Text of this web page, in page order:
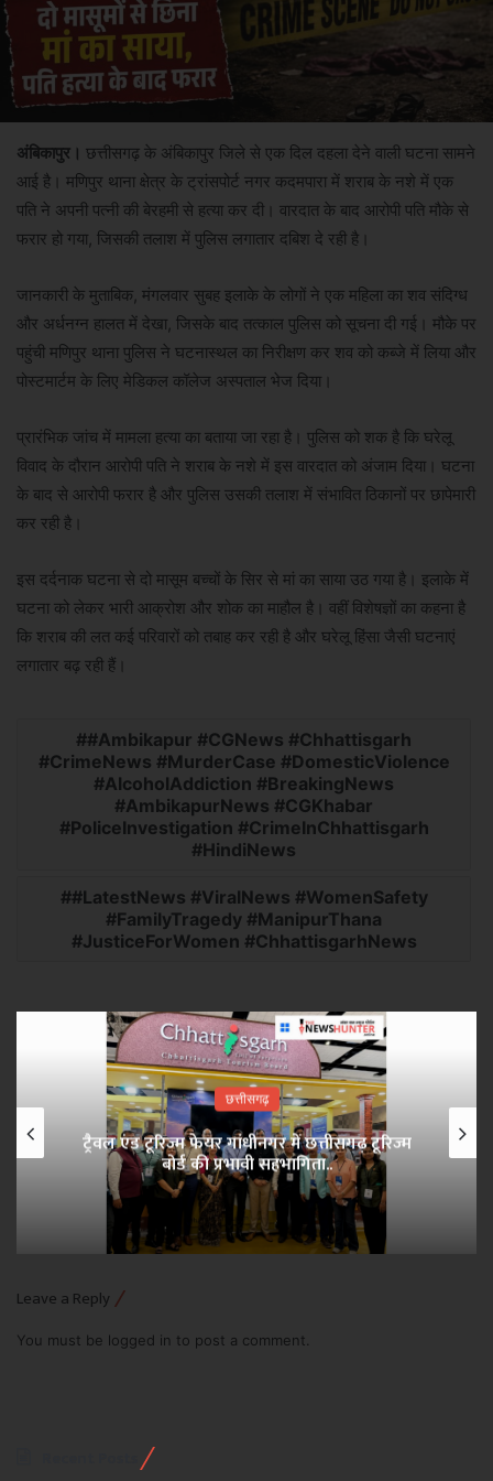
अंबिकापुर। छत्तीसगढ़ के अंबिकापुर जिले से एक दिल दहला देने वाली घटना सामने
आई है। मणिपुर थाना क्षेत्र के ट्रांसपोर्ट नगर कदमपारा में शराब के नशे में एक
पति ने अपनी पत्नी की बेरहमी से हत्या कर दी। वारदात के बाद आरोपी पति मौके से
फरार हो गया, जिसकी तलाश में पुलिस लगातार दबिश दे रही है।
जानकारी के मुताबिक, मंगलवार सुबह इलाके के लोगों ने एक महिला का शव संदिग्ध
और अर्धनग्न हालत में देखा, जिसके बाद तत्काल पुलिस को सूचना दी गई। मौके पर
पहुंची मणिपुर थाना पुलिस ने घटनास्थल का निरीक्षण कर शव को कब्जे में लिया और
पोस्टमार्टम के लिए मेडिकल कॉलेज अस्पताल भेज दिया।
प्रारंभिक जांच में मामला हत्या का बताया जा रहा है। पुलिस को शक है कि घरेलू
विवाद के दौरान आरोपी पति ने शराब के नशे में इस वारदात को अंजाम दिया। घटना
के बाद से आरोपी फरार है और पुलिस उसकी तलाश में संभावित ठिकानों पर छापेमारी
कर रही है।
इस दर्दनाक घटना से दो मासूम बच्चों के सिर से मां का साया उठ गया है। इलाके में
घटना को लेकर भारी आक्रोश और शोक का माहौल है। वहीं विशेषज्ञों का कहना है
कि शराब की लत कई परिवारों को तबाह कर रही है और घरेलू हिंसा जैसी घटनाएं
लगातार बढ़ रही हैं।
#Ambikapur #CGNews #Chhattisgarh
#CrimeNews #MurderCase #DomesticViolence
#AlcoholAddiction #BreakingNews
#AmbikapurNews #CGKhabar
#PoliceInvestigation #CrimeInChhattisgarh
#HindiNews
#LatestNews #ViralNews #WomenSafety
#FamilyTragedy #ManipurThana
#JusticeForWomen #ChhattisgarhNews
छत्तीसगढ़
ट्रैवल एंड टूरिज्म फेयर गांधीनगर में छत्तीसगढ़ टूरिज्म
बोर्ड की प्रभावी सहभागिता..
Leave a Reply
You must be logged in to post a comment.